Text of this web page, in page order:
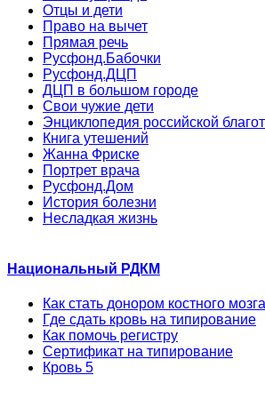
Отцы и дети
Право на вычет
Прямая речь
Русфонд.Бабочки
Русфонд.ДЦП
ДЦП в большом городе
Свои чужие дети
Энциклопедия российской
Книга утешений
Жанна Фриске
Портрет врача
Русфонд.Дом
История болезни
Несладкая жизнь
Национальный РДКМ
Как стать донором костного мозга
Где сдать кровь на типирование
Как помочь регистру
Сертификат на типирование
Кровь 5